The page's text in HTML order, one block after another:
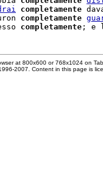
completamente
completamente
completamente ; e
at 800x600 or 768x1024 on
2007. Content in this page is